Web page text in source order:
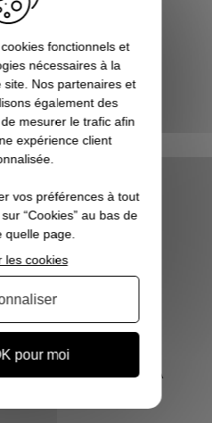
RAPIDE
DÈS 70€
CLIENT
AU SAMEDI DE 10H À
fonctionnels et
nécessaires à la
site. Nos partenaires et
également des
mesurer le trafic afin
expérience client
vos préférences à tout
“Cookies” au bas de
quelle page.
pour moi
les cookies